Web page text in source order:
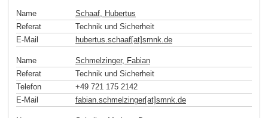
Name
Schaaf, Hubertus
Referat
Technik und Sicherheit
E-Mail
hubertus.schaaf[at]smnk.de
Name
Schmelzinger, Fabian
Referat
Technik und Sicherheit
Telefon
+49 721 175 2142
E-Mail
fabian.schmelzinger[at]smnk de